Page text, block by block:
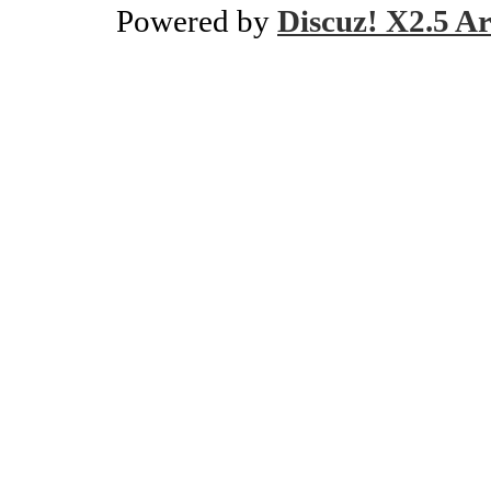
Powered by Discuz! X2.5